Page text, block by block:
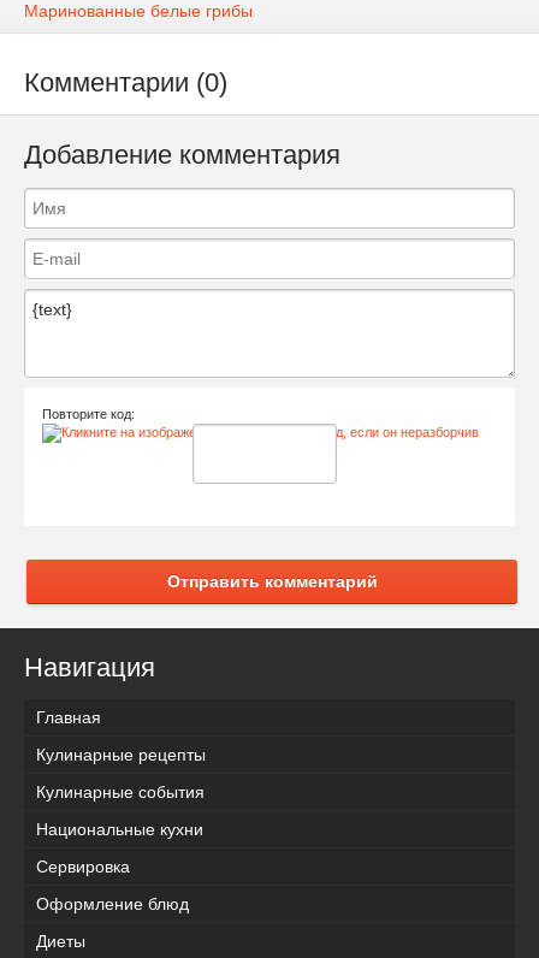
Маринованные белые грибы
Комментарии (0)
Добавление комментария
Повторите код:
Отправить комментарий
Навигация
Главная
Кулинарные рецепты
Кулинарные события
Национальные кухни
Сервировка
Оформление блюд
Диеты